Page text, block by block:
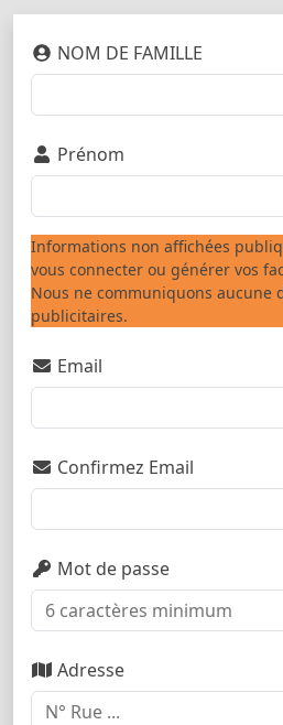
NOM DE FAMILLE
Prénom
Informations non affichées
vous connecter ou générer vos
Nous ne communiquons aucune
publicitaires.
Email
Confirmez Email
Mot de passe
Adresse